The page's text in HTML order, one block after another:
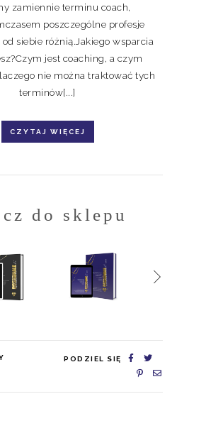
zamiennie terminu coach,
poszczególne profesje
siebie różnią.Jakiego wsparcia
jest coaching, a czym
nie można traktować tych
terminów[...]
CZYTAJ WIĘCEJ
do sklepu
PODZIEL SIĘ